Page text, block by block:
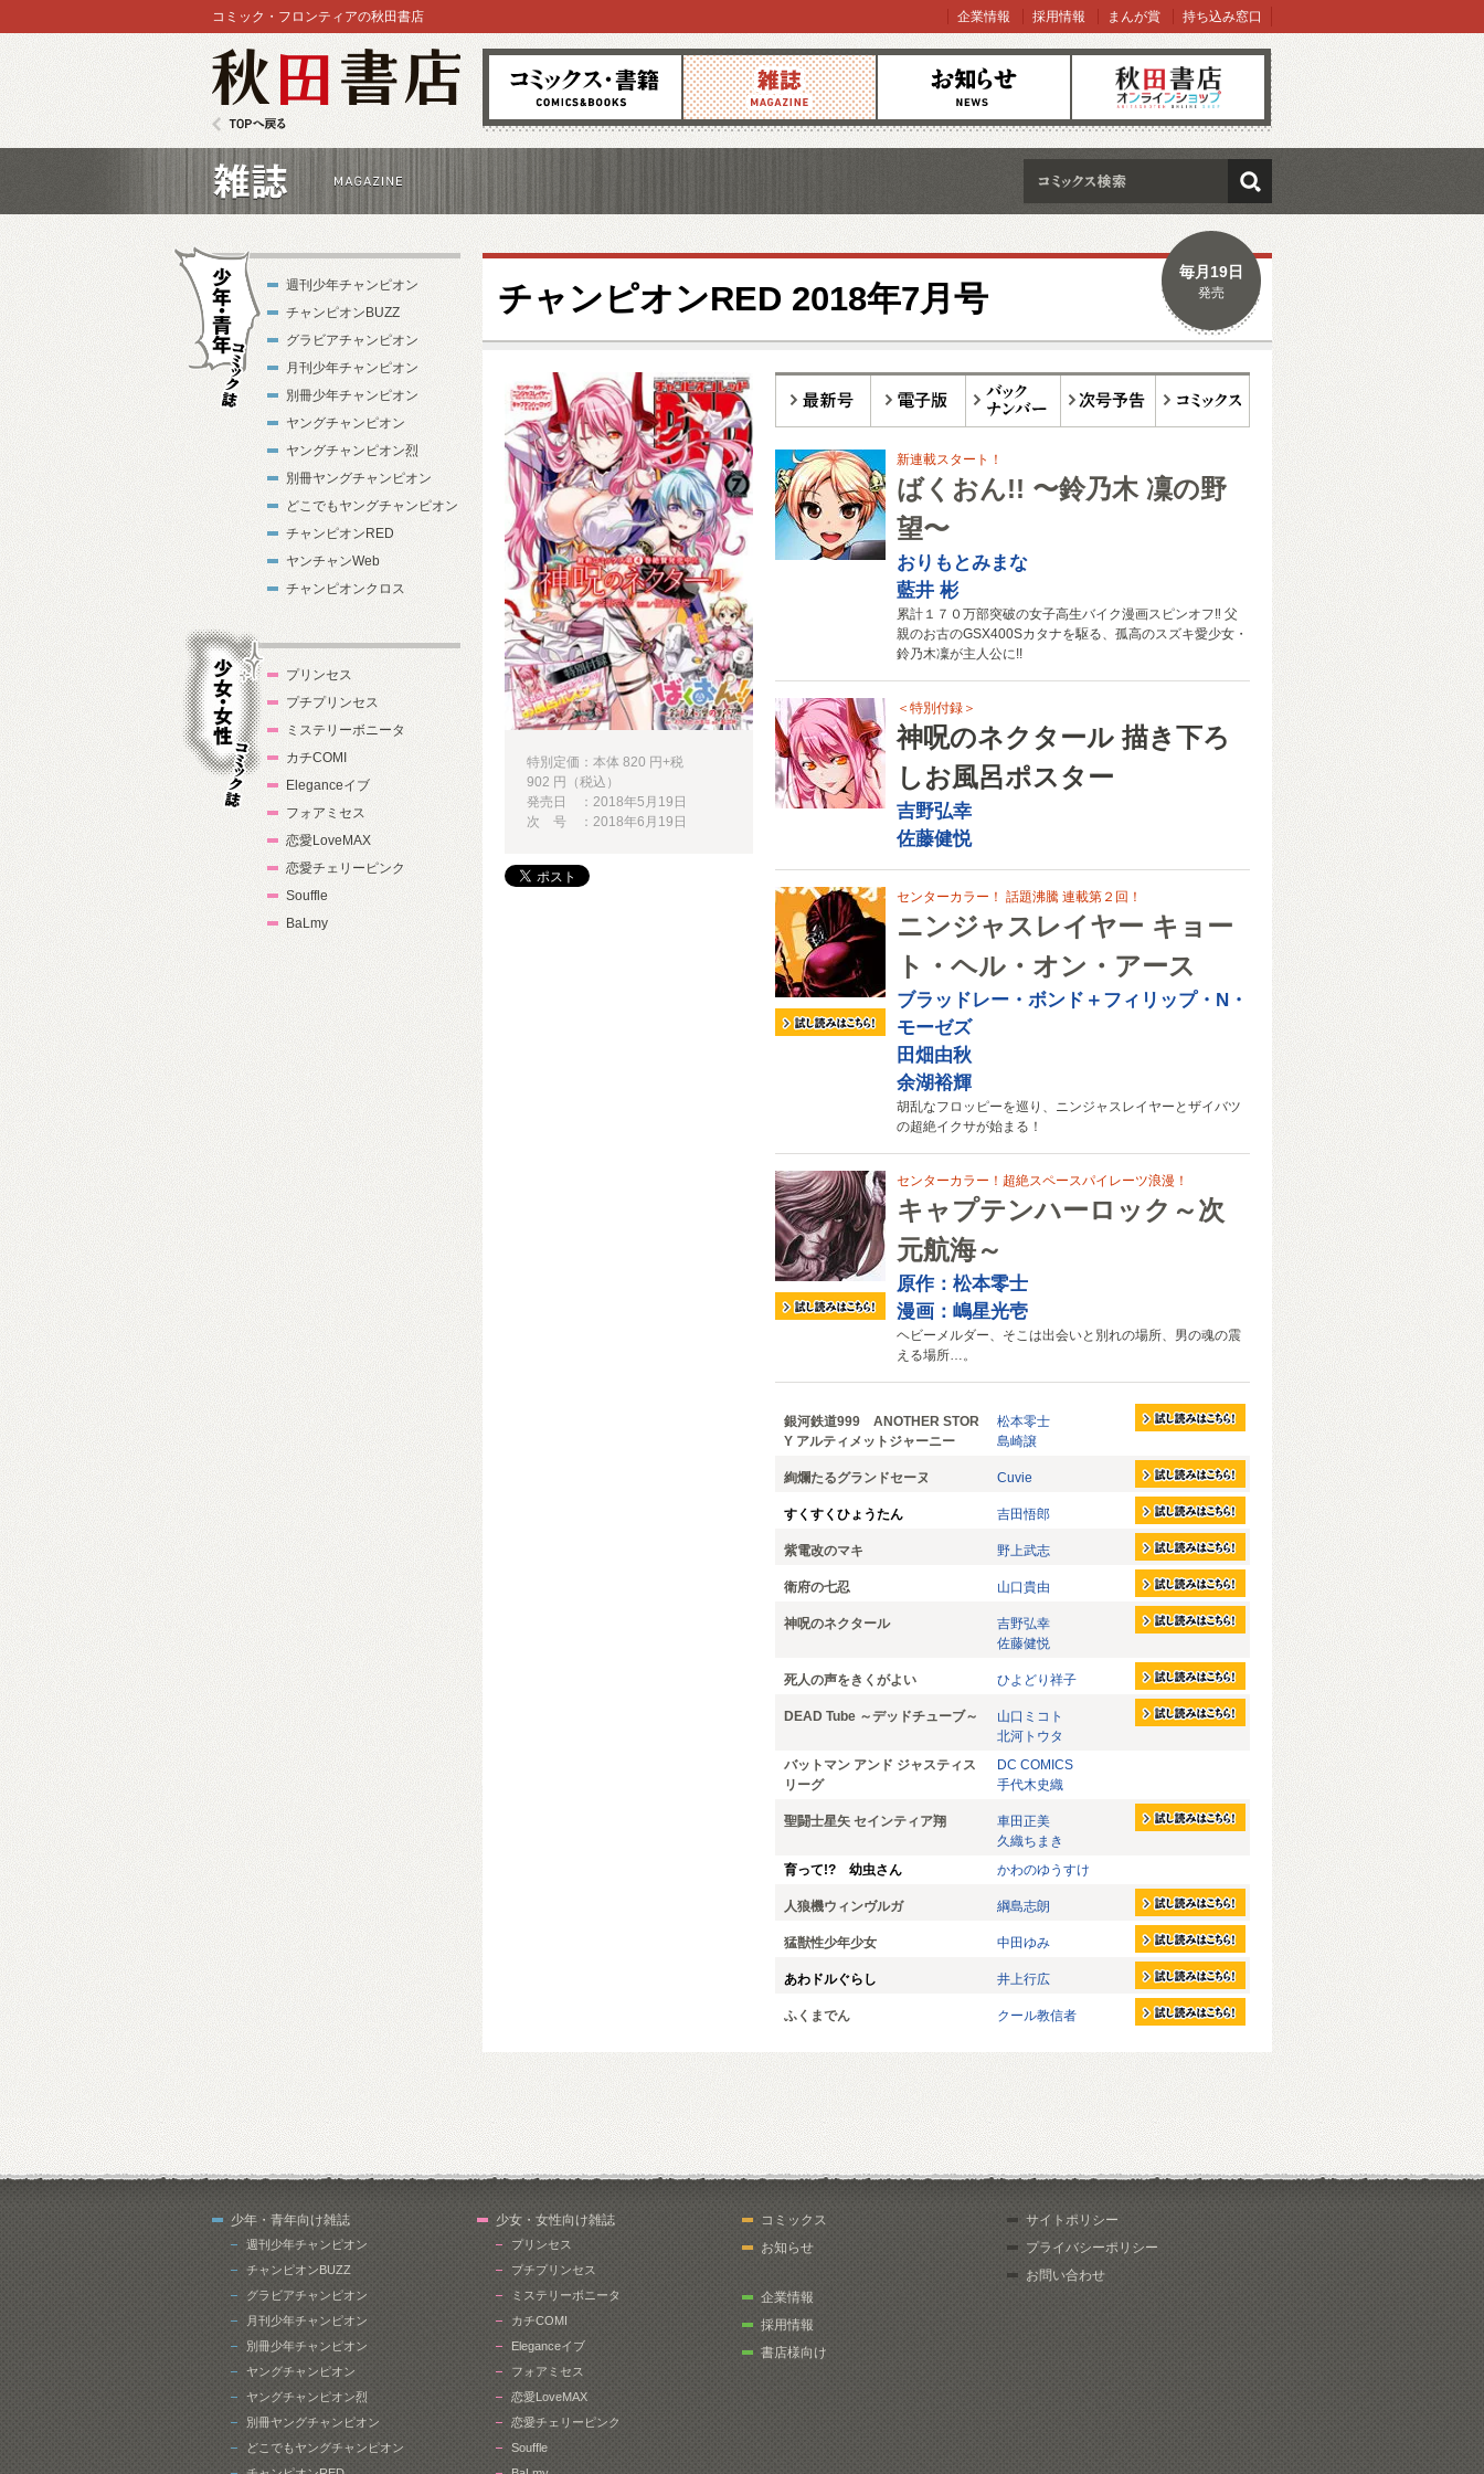
コミックス 雑誌 お知らせ オンラインショップ
コミック・フロンティアの秋田書店 企業情報 採用情報 まんが賞 持ち込み窓口
検索
チャンピオンRED 2018年7月号
毎月19日
発売
新連載スタート！
ばくおん!! 〜鈴乃木 凜の野
望〜
おりもとみまな
藍井 彬
累計１７０万部突破の女子高生バイク漫画スピンオフ‼︎ 父
親のお古のGSX400Sカタナを駆る、孤高のスズキ愛少女・
鈴乃木凜が主人公に!!
＜特別付録＞
神呪のネクタール 描き下ろ
しお風呂ポスター
吉野弘幸
佐藤健悦
センターカラー！ 話題沸騰 連載第２回！
ニンジャスレイヤー キョー
ト・ヘル・オン・アース
ブラッドレー・ボンド＋フィリップ・N・
モーゼズ
田畑由秋
余湖裕輝
胡乱なフロッピーを巡り、ニンジャスレイヤーとザイバツ
の超絶イクサが始まる！
センターカラー！超絶スペースパイレーツ浪漫！
キャプテンハーロック～次
元航海～
原作：松本零士
漫画：嶋星光壱
ヘビーメルダー、そこは出会いと別れの場所、男の魂の震
える場所…。
銀河鉄道999 ANOTHER STOR
Y アルティメットジャーニー
松本零士
島崎譲
絢爛たるグランドセーヌ Cuvie
すくすくひょうたん 吉田悟郎
紫電改のマキ 野上武志
衛府の七忍 山口貴由
神呪のネクタール
吉野弘幸
佐藤健悦
死人の声をきくがよい ひよどり祥子
DEAD Tube ～デッドチューブ～
山口ミコト
北河トウタ
バットマン アンド ジャスティス
リーグ
DC COMICS
手代木史織
聖闘士星矢 セインティア翔
車田正美
久織ちまき
育って!? 幼虫さん
かわのゆうすけ
人狼機ウィンヴルガ 綱島志朗
猛獣性少年少女 中田ゆみ
あわドルぐらし 井上行広
ふくまでん クール教信者
特別定価：本体 820 円+税
902 円（税込）
発売日 ：2018年5月19日
次 号 ：2018年6月19日
週刊少年チャンピオン
チャンピオンBUZZ
グラビアチャンピオン
月刊少年チャンピオン
別冊少年チャンピオン
ヤングチャンピオン
ヤングチャンピオン烈
別冊ヤングチャンピオン
どこでもヤングチャンピオン
チャンピオンRED
ヤンチャンWeb
チャンピオンクロス
プリンセス
プチプリンセス
ミステリーボニータ
カチCOMI
Eleganceイブ
フォアミセス
恋愛LoveMAX
恋愛チェリーピンク
Souffle
BaLmy
少年・青年向け雑誌
週刊少年チャンピオン
チャンピオンBUZZ
グラビアチャンピオン
月刊少年チャンピオン
別冊少年チャンピオン
ヤングチャンピオン
ヤングチャンピオン烈
別冊ヤングチャンピオン
どこでもヤングチャンピオン
少女・女性向け雑誌
プリンセス
プチプリンセス
ミステリーボニータ
カチCOMI
Eleganceイブ
フォアミセス
恋愛LoveMAX
恋愛チェリーピンク
Souffle
コミックス
お知らせ
企業情報
採用情報
書店様向け
サイトポリシー
プライバシーポリシー
お問い合わせ